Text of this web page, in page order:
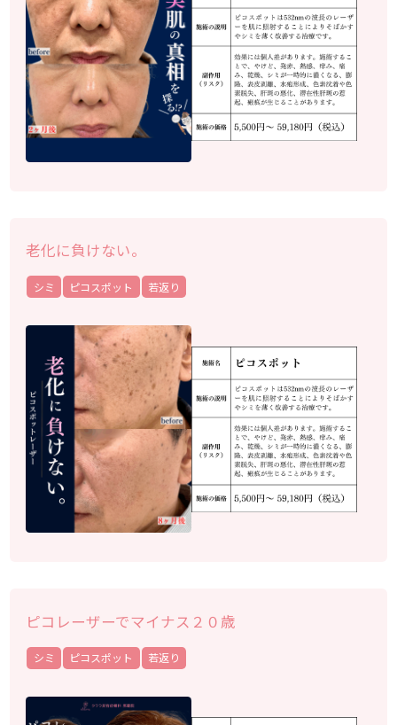
老化に負けない。
シミ ピコスポット 若返り
ピコレーザーでマイナス２０歳
シミ ピコスポット 若返り